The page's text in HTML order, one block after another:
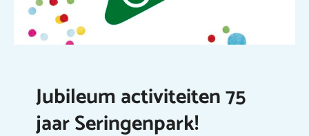
Jubileum activiteiten 75
jaar Seringenpark!